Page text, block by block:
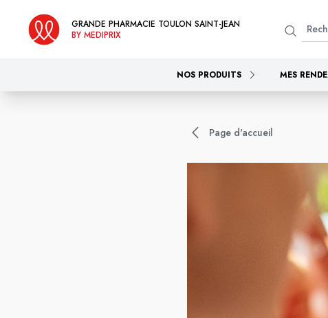
GRANDE PHARMACIE TOULON SAINT-JEAN
BY MEDIPRIX
NOS PRODUITS MES
Page d'accueil